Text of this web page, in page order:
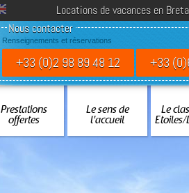
Locations de vacances en
Nous contacter
Renseignements et réservations
+33 (0)2 98 89 48 12 +33
Prestations
offertes
Le sens de
l'accueil
Le
Etoiles/